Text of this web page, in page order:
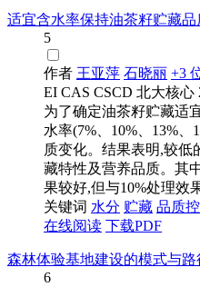
适宜含水率保持油茶籽贮藏品
5
作者 王亚萍 石晓丽 +3
EI CAS CSCD 北大核心
为了确定油茶籽贮藏适
水率(7%、10%、13%
质变化。结果表明,较低
藏特性及营养品质。其
果较好,但与10%处理效
关键词 水分 贮藏 品质控
在线阅读 下载PDF
森林体验基地建设的模式与路
6